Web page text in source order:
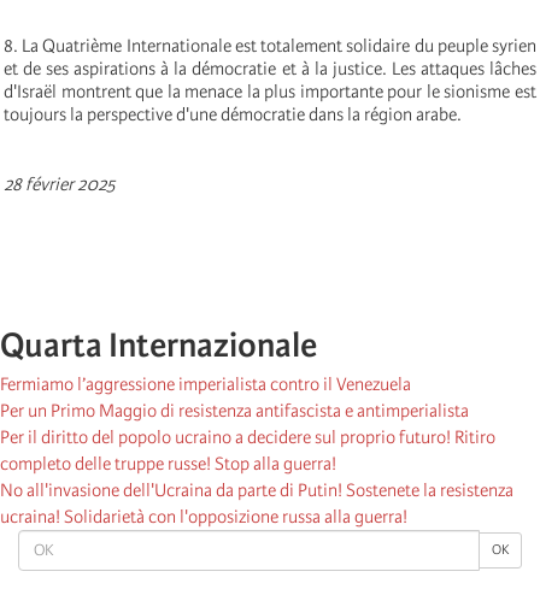
OK OK
8. La Quatrième Internationale est totalement solidaire du peuple syrien
et de ses aspirations à la démocratie et à la justice. Les attaques lâches
d'Israël montrent que la menace la plus importante pour le sionisme est
toujours la perspective d'une démocratie dans la région arabe.
28 février 2025
Quarta Internazionale
Fermiamo l’aggressione imperialista contro il Venezuela
Per un Primo Maggio di resistenza antifascista e antimperialista
Per il diritto del popolo ucraino a decidere sul proprio futuro! Ritiro
completo delle truppe russe! Stop alla guerra!
No all'invasione dell'Ucraina da parte di Putin! Sostenete la resistenza
ucraina! Solidarietà con l'opposizione russa alla guerra!